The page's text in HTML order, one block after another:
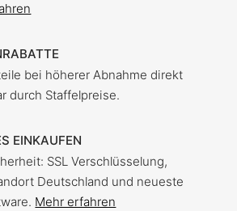
bei höherer Abnahme direkt
durch Staffelpreise.
EINKAUFEN
SSL Verschlüsselung,
Deutschland und neueste
Mehr erfahren